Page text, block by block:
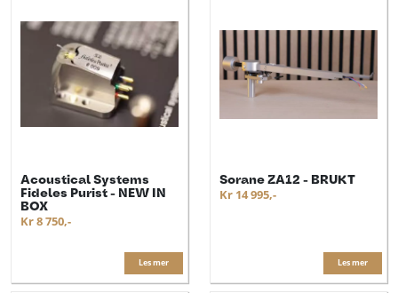
Acoustical Systems
Fideles Purist - NEW IN
BOX
Kr 8 750,-
Les mer
Sorane ZA12 - BRUKT
Kr 14 995,-
Les mer